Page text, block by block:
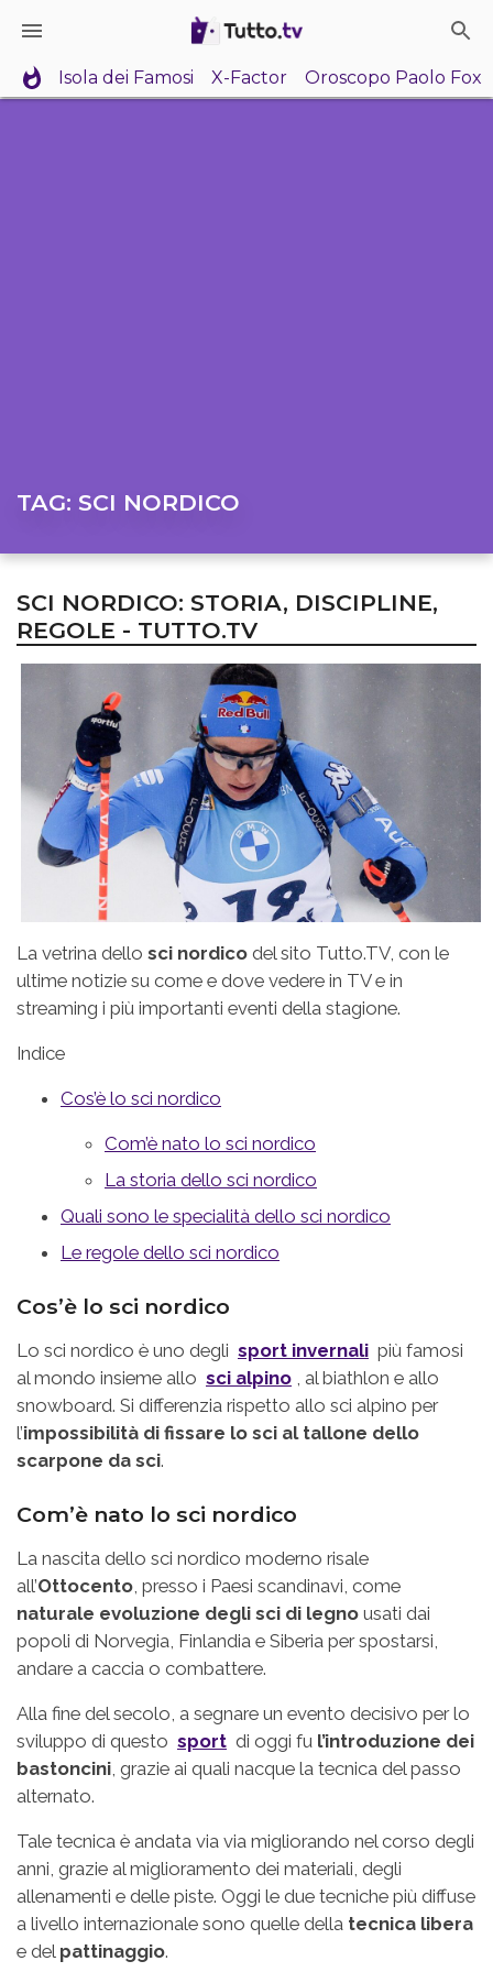
Isola dei Famosi X-Factor Oroscopo Paolo Fox
TAG: SCI NORDICO
SCI NORDICO: STORIA, DISCIPLINE,
REGOLE - TUTTO.TV
La vetrina dello sci nordico del sito Tutto.TV, con le
ultime notizie su come e dove vedere in TV e in
streaming i più importanti eventi della stagione.
Indice
Cos’è lo sci nordico
Com’è nato lo sci nordico
La storia dello sci nordico
Quali sono le specialità dello sci nordico
Le regole dello sci nordico
Cos’è lo sci nordico
Lo sci nordico è uno degli sport invernali più famosi
al mondo insieme allo sci alpino , al biathlon e allo
snowboard. Si differenzia rispetto allo sci alpino per
l’impossibilità di fissare lo sci al tallone dello
scarpone da sci.
Com’è nato lo sci nordico
La nascita dello sci nordico moderno risale
all’Ottocento, presso i Paesi scandinavi, come
naturale evoluzione degli sci di legno usati dai
popoli di Norvegia, Finlandia e Siberia per spostarsi,
andare a caccia o combattere.
Alla fine del secolo, a segnare un evento decisivo per lo
sviluppo di questo sport di oggi fu l’introduzione dei
bastoncini, grazie ai quali nacque la tecnica del passo
alternato.
Tale tecnica è andata via via migliorando nel corso degli
anni, grazie al miglioramento dei materiali, degli
allenamenti e delle piste. Oggi le due tecniche più diffuse
a livello internazionale sono quelle della tecnica libera
e del pattinaggio.